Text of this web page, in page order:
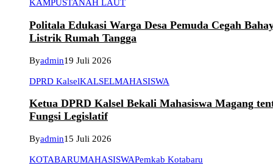
KAMPUSTANAH LAUT
Politala Edukasi Warga Desa Pemuda Cegah
Listrik Rumah Tangga
Byadmin19 Juli 2026
DPRD KalselKALSELMAHASISWA
Ketua DPRD Kalsel Bekali Mahasiswa Magang
Fungsi Legislatif
Byadmin15 Juli 2026
KOTABARUMAHASISWAPemkab Kotabaru